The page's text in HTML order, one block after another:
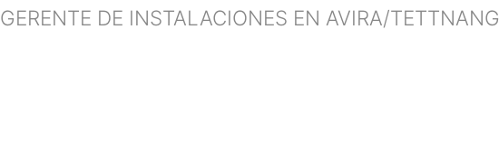
GERENTE DE INSTALACIONES EN AVIRA/TETTNANG